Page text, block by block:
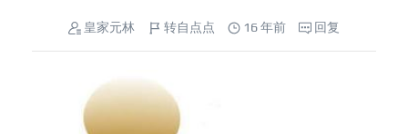
皇家元林 转自点点 16 年前 回复